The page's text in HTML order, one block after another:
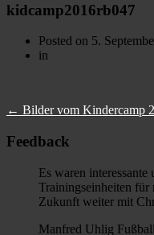
kidcamp2016rb047
Posted on 5.
in
← Bilder vom Kindercamp
Feedback
Es waren
Trainingseinheiten für
Zukunft weiter mit
Manfred Uhlig